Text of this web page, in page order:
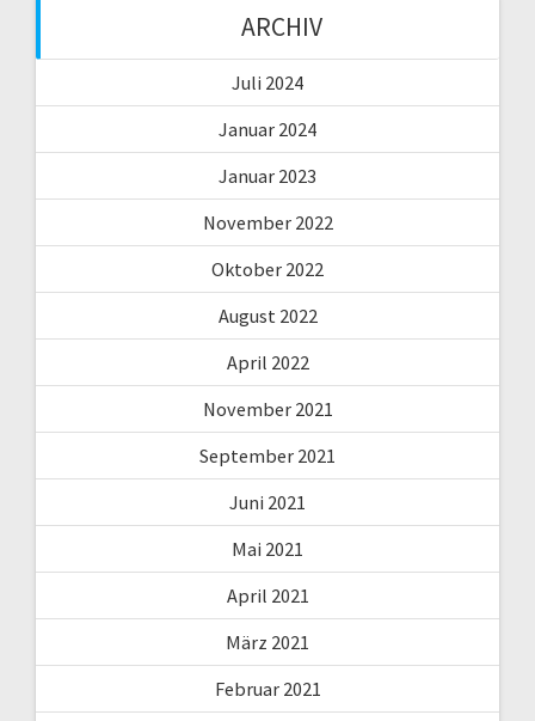
ARCHIV
Juli 2024
Januar 2024
Januar 2023
November 2022
Oktober 2022
August 2022
April 2022
November 2021
September 2021
Juni 2021
Mai 2021
April 2021
März 2021
Februar 2021